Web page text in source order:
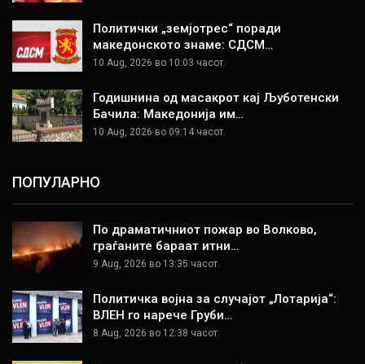
Политички „земјотрес“ поради
македонското знаме: СДСМ…
10 Aug, 2026 во 10:03 часот.
Годишнина од масакрот кај Љуботенски
Бачила: Македонија им…
10 Aug, 2026 во 09:14 часот.
ПОПУЛАРНО
По драматичниот пожар во Волково,
граѓаните бараат итни…
9 Aug, 2026 во 13:35 часот.
Политичка војна за случајот „Лотарија“:
ВЛЕН го нарече Груби…
8 Aug, 2026 во 12:38 часот.